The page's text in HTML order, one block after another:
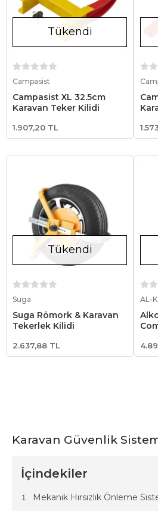
Tükendi
Campasist
Campasist XL 32.5cm
Karavan Teker Kilidi
1.907,20 TL
Tükendi
Suga
Suga Römork & Karavan
Tekerlek Kilidi
2.637,88 TL
AL-
Karavan Güvenlik
İçindekiler
Mekanik Hırsızlık Önleme